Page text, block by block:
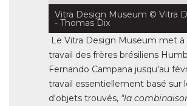
Vitra Design Museum © Vitra
- Thomas Dix
Le Vitra Design Museum met à
travail des frères brésiliens
Fernando Campana jusqu'au
travail essentiellement basé sur
d'objets trouvés, "la